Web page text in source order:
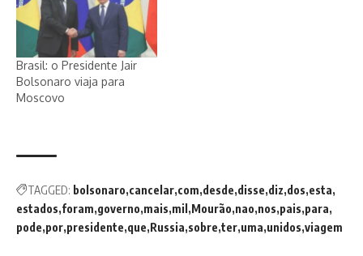
Brasil: o Presidente Jair
Bolsonaro viaja para
Moscovo
TAGGED: bolsonaro cancelar com desde disse diz dos esta
estados foram governo mais mil Mourão nao nos pais para
pode por presidente que Russia sobre ter uma unidos viagem